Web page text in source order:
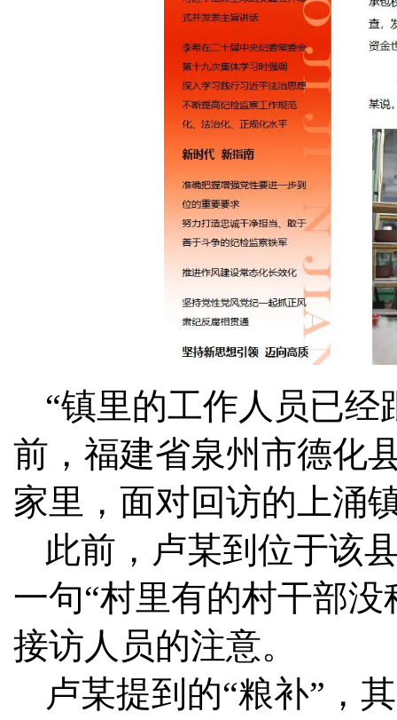
“镇里的工作人员已
前，福建省泉州市德化
家里，面对回访的上涌
此前，卢某到位于该
一句“村里有的村干部没
接访人员的注意。
卢某提到的“粮补”，